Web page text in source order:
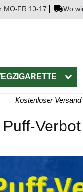
MO-FR 10-17 Wo
Kostenloser Versand
Puff-